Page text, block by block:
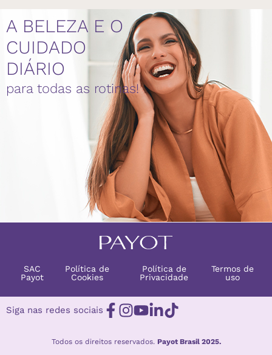
A BELEZA E O
CUIDADO
DIÁRIO
para todas as rotinas!
SAC
Payot
Política de
Cookies
Política de
Privacidade
Termos de
uso
Todos os direitos reservados. Payot Brasil 2025.
Siga nas redes sociais